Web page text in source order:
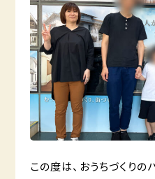
この度は、おうちづくり